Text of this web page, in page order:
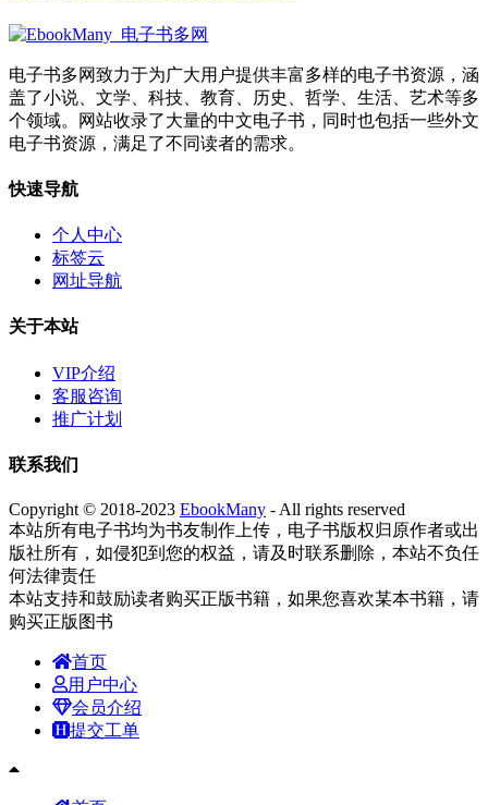
电子书多网致力于为广大用户提供丰富多样的电子书资源，涵
盖了小说、文学、科技、教育、历史、哲学、生活、艺术等多
个领域。网站收录了大量的中文电子书，同时也包括一些外文
电子书资源，满足了不同读者的需求。
快速导航
个人中心
标签云
网址导航
关于本站
VIP介绍
客服咨询
推广计划
联系我们
Copyright © 2018-2023 EbookMany - All rights reserved
本站所有电子书均为书友制作上传，电子书版权归原作者或出
版社所有，如侵犯到您的权益，请及时联系删除，本站不负任
何法律责任
本站支持和鼓励读者购买正版书籍，如果您喜欢某本书籍，请
购买正版图书
首页
用户中心
会员介绍
提交工单